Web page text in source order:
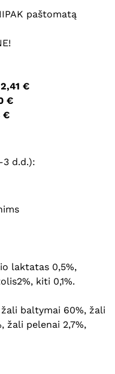
paštomatą
2,41 €
€
€
d.d.):
laktatas 0,5%,
kiti 0,1%.
baltymai 60%, žali
žali pelenai 2,7%,